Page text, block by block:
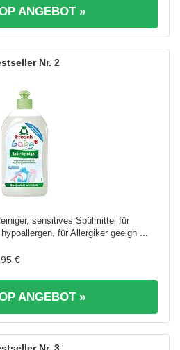
ANGEBOT »
2
sensitives Spülmittel für
für Allergiker geeign ...
€
ANGEBOT »